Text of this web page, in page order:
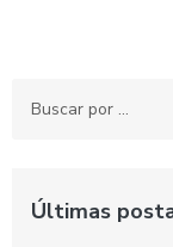
Últimas